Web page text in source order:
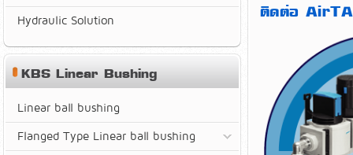
ติดต่อ
Hydraulic Solution
KBS Linear Bushing
Linear ball bushing
Flanged Type Linear ball bushing